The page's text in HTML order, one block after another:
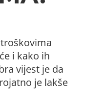
i kako ih
vijest je da
je lakše